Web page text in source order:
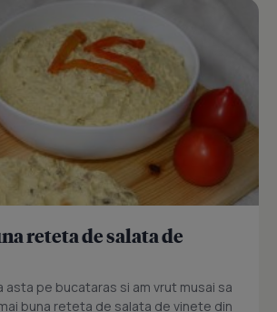
reteta de salata de
pe bucataras si am vrut musai sa
buna reteta de salata de vinete din